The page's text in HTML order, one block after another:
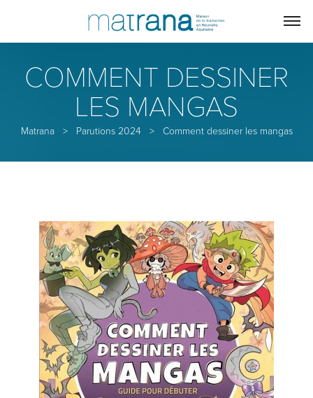
COMMENT DESSINER
LES MANGAS
Matrana> Parutions 2024 > Comment dessiner les mangas